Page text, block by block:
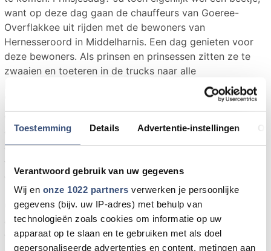
Toestemming Details Advertentie-instellingen
Verantwoord gebruik van uw gegevens
Wij en onze 1022 partners verwerken je persoonlijke
gegevens (bijv. uw IP-adres) met behulp van
technologieën zoals cookies om informatie op uw
apparaat op te slaan en te gebruiken met als doel
gepersonaliseerde advertenties en content, metingen aan
want op deze dag gaan de chauffeurs van Goeree-
Overflakkee uit rijden met de bewoners van
Hernesseroord in Middelharnis. Een dag genieten voor
deze bewoners. Als prinsen en prinsessen zitten ze te
zwaaien en toeteren in de trucks naar alle
's Ochtends om een uur of half negen verzamelen
de trucks zich op het terrein van Hernesseroord en
de wegen er rondom heen. Voor het oog een grote
chaos, maar door de politie en vele medewerkers
van de chauffeurs vereniging Flakkee wordt alles zo
veel mogelijk in goede banen geleid.
Om 10:00 uur zet de lange stoet zich in beweging
en gaat deze vanaf het terrein van Hernesseroord
via Middelharnis, Sommelsdijk, Dirksland,